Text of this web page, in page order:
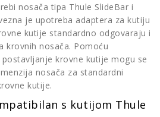
nosača tipa Thule SlideBar i
je upotreba adaptera za kutiju
kutije standardno odgovaraju i
krovnih nosača. Pomoću
krovne kutije mogu se
nosača za standardni
kutije.
s kutijom Thule